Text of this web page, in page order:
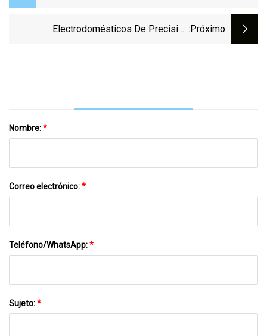
Electrodomésticos De Precisión :próximo
Nombre:*
Correo electrónico:*
Teléfono/WhatsApp:*
Sujeto:*